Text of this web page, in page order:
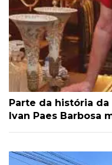
Parte da história da
Ivan Paes Barbosa